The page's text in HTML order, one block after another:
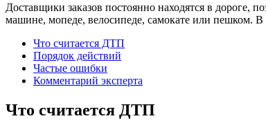
Доставщики заказов постоянно находятся в дороге,
машине, мопеде, велосипеде, самокате или пешком. В
Что считается ДТП
Порядок действий
Частые ошибки
Комментарий эксперта
Что считается ДТП